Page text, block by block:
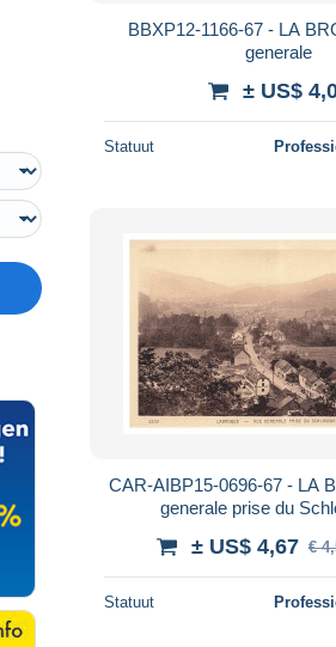
BBXP12-1166-67 - LA
generale
± US$
Statuut
CAR-AIBP15-0696-67 - LA
generale prise du
± US$ 4,67 €
Statuut